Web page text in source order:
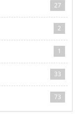
27
2
1
33
73